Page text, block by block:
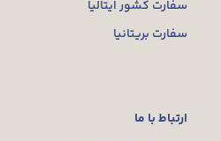
سفارت کشور ایتالیا
سفارت بریتانیا
ارتباط با ما